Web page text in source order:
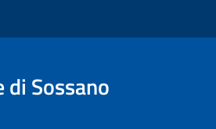
di Sossano